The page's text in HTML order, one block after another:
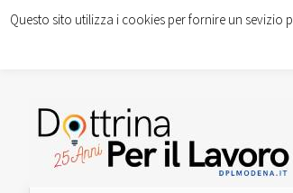
Questo sito utilizza i cookies per fornire un